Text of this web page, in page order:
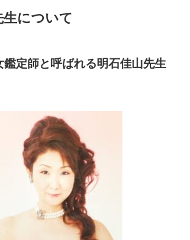
生について
鑑定師と呼ばれる明石佳山先生